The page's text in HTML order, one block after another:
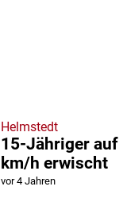
Helmstedt
15-Jähriger auf
km/h erwischt
vor 4 Jahren